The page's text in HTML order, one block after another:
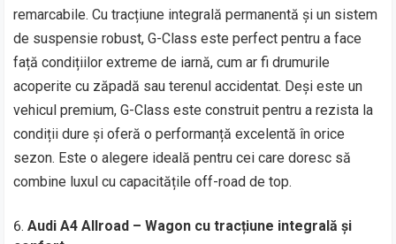
remarcabile. Cu tracțiune integrală permanentă și un sistem
de suspensie robust, G-Class este perfect pentru a face
față condițiilor extreme de iarnă, cum ar fi drumurile
acoperite cu zăpadă sau terenul accidentat. Deși este un
vehicul premium, G-Class este construit pentru a rezista la
condiții dure și oferă o performanță excelentă în orice
sezon. Este o alegere ideală pentru cei care doresc să
combine luxul cu capacitățile off-road de top.
Audi A4 Allroad – Wagon cu tracțiune integrală și